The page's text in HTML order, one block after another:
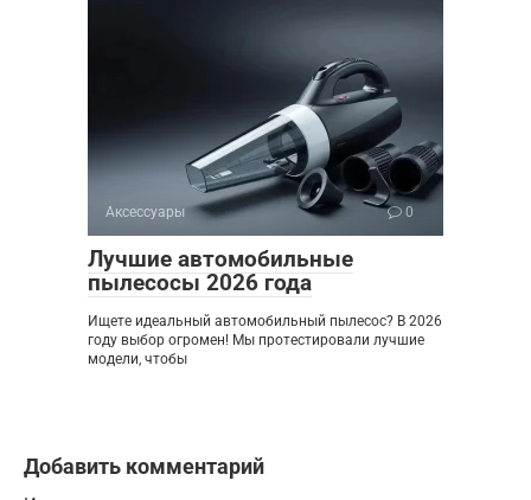
Аксессуары 0
Лучшие автомобильные
пылесосы 2026 года
Ищете идеальный автомобильный пылесос? В 2026
году выбор огромен! Мы протестировали лучшие
модели, чтобы
Добавить комментарий